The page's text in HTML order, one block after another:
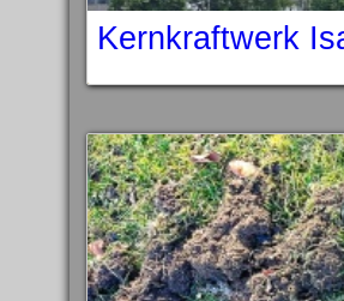
Kernkraftwerk